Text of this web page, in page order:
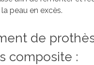
peau en excès.
de
composite :